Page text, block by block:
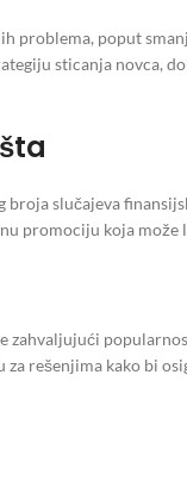
poput
sticanja novca,
slučajeva
promociju koja
zahvaljujući
rešenjima kako bi